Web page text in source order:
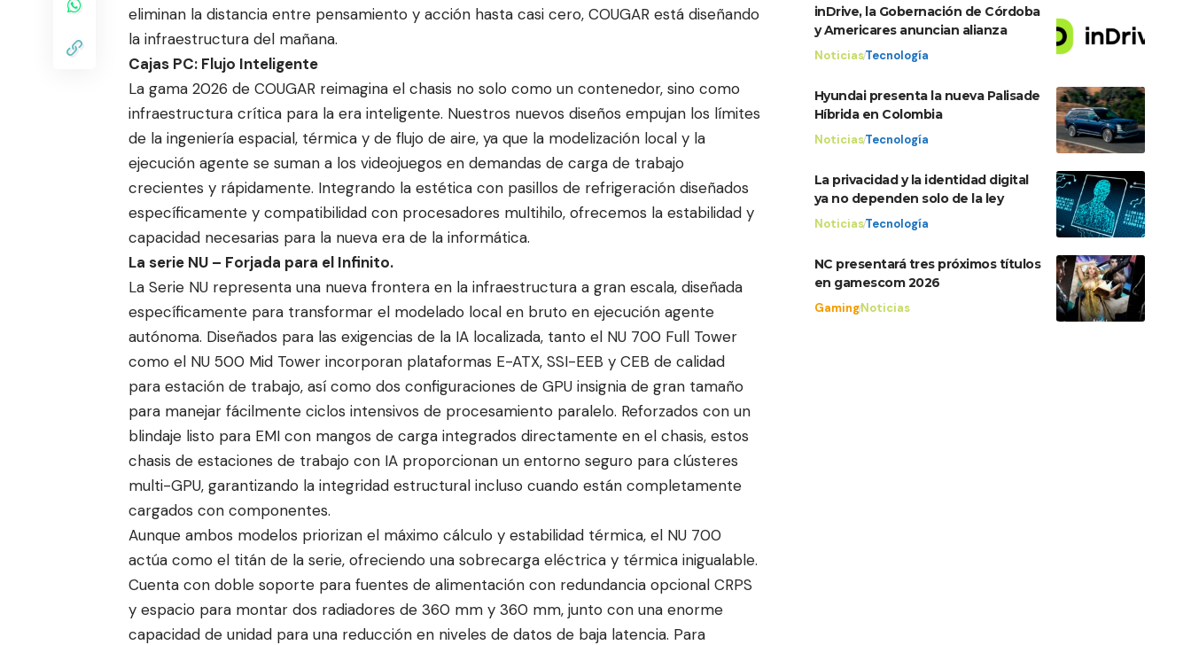
eliminan la distancia entre pensamiento y acción hasta casi cero, COUGAR está diseñando
la infraestructura del mañana.
Cajas PC: Flujo Inteligente
La gama 2026 de COUGAR reimagina el chasis no solo como un contenedor, sino como
infraestructura crítica para la era inteligente. Nuestros nuevos diseños empujan los límites
de la ingeniería espacial, térmica y de flujo de aire, ya que la modelización local y la
ejecución agente se suman a los videojuegos en demandas de carga de trabajo
crecientes y rápidamente. Integrando la estética con pasillos de refrigeración diseñados
específicamente y compatibilidad con procesadores multihilo, ofrecemos la estabilidad y
capacidad necesarias para la nueva era de la informática.
La serie NU – Forjada para el Infinito.
La Serie NU representa una nueva frontera en la infraestructura a gran escala, diseñada
específicamente para transformar el modelado local en bruto en ejecución agente
autónoma. Diseñados para las exigencias de la IA localizada, tanto el NU 700 Full Tower
como el NU 500 Mid Tower incorporan plataformas E-ATX, SSI-EEB y CEB de calidad
para estación de trabajo, así como dos configuraciones de GPU insignia de gran tamaño
para manejar fácilmente ciclos intensivos de procesamiento paralelo. Reforzados con un
blindaje listo para EMI con mangos de carga integrados directamente en el chasis, estos
chasis de estaciones de trabajo con IA proporcionan un entorno seguro para clústeres
multi-GPU, garantizando la integridad estructural incluso cuando están completamente
cargados con componentes.
Aunque ambos modelos priorizan el máximo cálculo y estabilidad térmica, el NU 700
actúa como el titán de la serie, ofreciendo una sobrecarga eléctrica y térmica inigualable.
Cuenta con doble soporte para fuentes de alimentación con redundancia opcional CRPS
y espacio para montar dos radiadores de 360 mm y 360 mm, junto con una enorme
capacidad de unidad para una reducción en niveles de datos de baja latencia. Para
inDrive, la Gobernación de Córdoba
y Americares anuncian alianza
NoticiasTecnología
Hyundai presenta la nueva Palisade
Híbrida en Colombia
NoticiasTecnología
La privacidad y la identidad digital
ya no dependen solo de la ley
NoticiasTecnología
NC presentará tres próximos títulos
en gamescom 2026
GamingNoticias